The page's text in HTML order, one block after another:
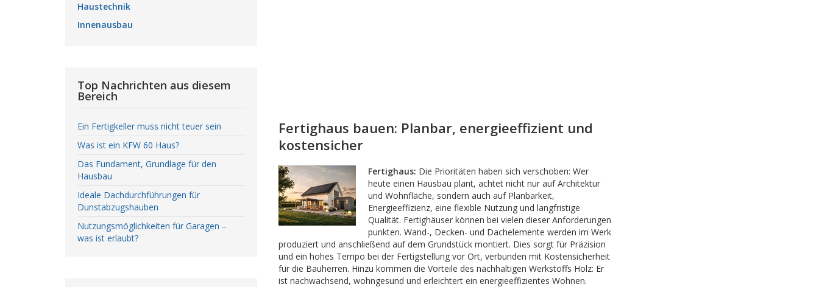
Fertighaus bauen: Planbar, energieeffizient und
kostensicher
Fertighaus: Die Prioritäten haben sich verschoben: Wer
heute einen Hausbau plant, achtet nicht nur auf Architektur
und Wohnfläche, sondern auch auf Planbarkeit,
Energieeffizienz, eine flexible Nutzung und langfristige
Qualität. Fertighäuser können bei vielen dieser Anforderungen
punkten. Wand-, Decken- und Dachelemente werden im Werk
produziert und anschließend auf dem Grundstück montiert. Dies sorgt für Präzision
und ein hohes Tempo bei der Fertigstellung vor Ort, verbunden mit Kostensicherheit
für die Bauherren. Hinzu kommen die Vorteile des nachhaltigen Werkstoffs Holz: Er
ist nachwachsend, wohngesund und erleichtert ein energieeffizientes Wohnen.
Haustechnik
Innenausbau
Top Nachrichten aus diesem
Bereich
Ein Fertigkeller muss nicht teuer sein
Was ist ein KFW 60 Haus?
Das Fundament, Grundlage für den
Hausbau
Ideale Dachdurchführungen für
Dunstabzugshauben
Nutzungsmöglichkeiten für Garagen –
was ist erlaubt?